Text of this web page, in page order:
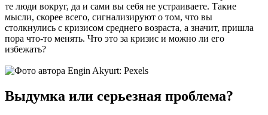
те люди вокруг, да и сами вы себя не устраиваете. Такие
мысли, скорее всего, сигнализируют о том, что вы
столкнулись с кризисом среднего возраста, а значит, пришла
пора что-то менять. Что это за кризис и можно ли его
избежать?
Выдумка или серьезная проблема?